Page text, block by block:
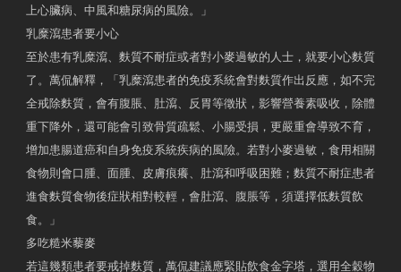
上心臟病、中風和糖尿病的風險。」
乳糜瀉患者要小心
至於患有乳糜瀉、麩質不耐症或者對小麥過敏的人士，就要小心麩質
了。萬侃解釋，「乳糜瀉患者的免疫系統會對麩質作出反應，如不完
全戒除麩質，會有腹脹、肚瀉、反胃等徵狀，影響營養素吸收，除體
重下降外，還可能會引致骨質疏鬆、小腸受損，更嚴重會導致不育，
增加患腸道癌和自身免疫系統疾病的風險。若對小麥過敏，食用相關
食物則會口腫、面腫、皮膚痕癢、肚瀉和呼吸困難；麩質不耐症患者
進食麩質食物後症狀相對較輕，會肚瀉、腹脹等，須選擇低麩質飲
食。」
多吃糙米藜麥
若這幾類患者要戒掉麩質，萬侃建議應緊貼飲食金字塔，選用全穀物